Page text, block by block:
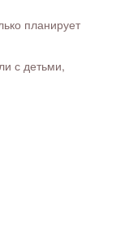
планирует
с детьми,